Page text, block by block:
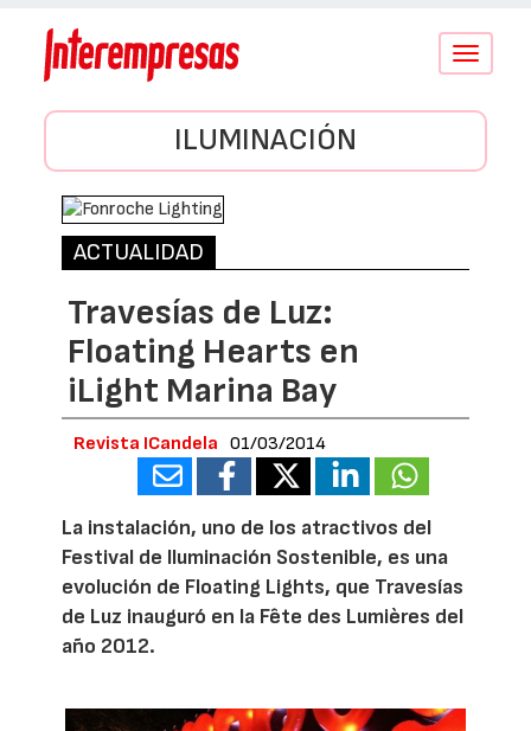
Conmutar
ILUMINACIÓN
ACTUALIDAD
Travesías de Luz:
Floating Hearts en
iLight Marina Bay
Revista ICandela 01/03/2014
La instalación, uno de los atractivos del
Festival de Iluminación Sostenible, es una
evolución de Floating Lights, que Travesías
de Luz inauguró en la Fête des Lumières del
año 2012.